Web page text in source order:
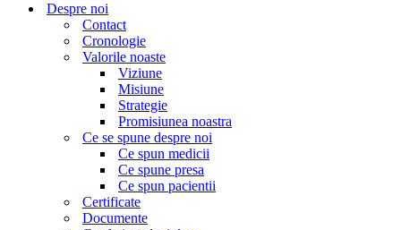
Despre noi
Contact
Cronologie
Valorile noaste
Viziune
Misiune
Strategie
Promisiunea noastra
Ce se spune despre noi
Ce spun medicii
Ce spune presa
Ce spun pacientii
Certificate
Documente